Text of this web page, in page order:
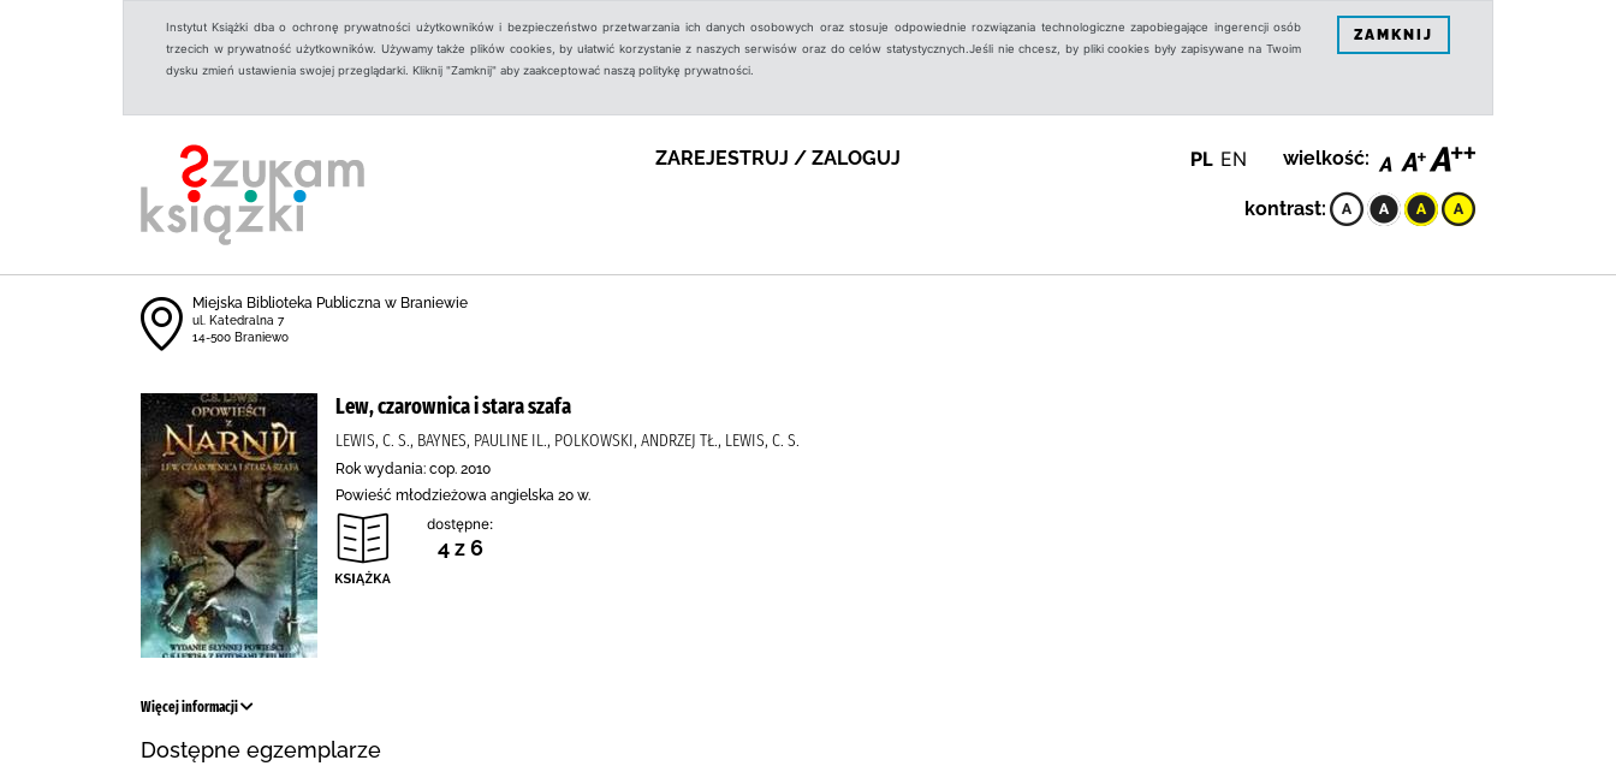
Instytut Książki dba o ochronę prywatności użytkowników i bezpieczeństwo przetwarzania ich danych osobowych oraz stosuje odpowiednie rozwiązania technologiczne zapobiegające ingerencji osób
trzecich w prywatność użytkowników. Używamy także plików cookies, by ułatwić korzystanie z naszych serwisów oraz do celów statystycznych.Jeśli nie chcesz, by pliki cookies były zapisywane na Twoim
dysku zmień ustawienia swojej przeglądarki. Kliknij "Zamknij" aby zaakceptować naszą politykę prywatności.
ZAMKNIJ
ZAREJESTRUJ / ZALOGUJ PL EN wielkość:
kontrast:
Miejska Biblioteka Publiczna w Braniewie
ul. Katedralna 7
14-500 Braniewo
Lew, czarownica i stara szafa
LEWIS, C. S., BAYNES, PAULINE IL., POLKOWSKI, ANDRZEJ TŁ., LEWIS, C. S.
Rok wydania: cop. 2010
Powieść młodzieżowa angielska 20 w.
dostępne:
4 z 6
Więcej informacji
Dostępne egzemplarze